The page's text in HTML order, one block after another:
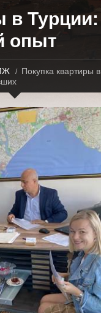
в Турции:
опыт
Покупка квартиры